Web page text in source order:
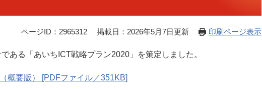
ページID：2965312 掲載日：2026年5月7日更新 印刷ページ表示
ある「あいちICT戦略プラン2020」を策定しました。
概要版） [PDFファイル／351KB]